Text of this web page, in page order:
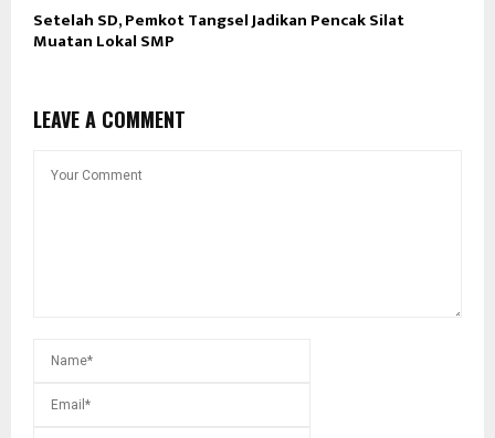
Setelah SD, Pemkot Tangsel Jadikan Pencak Silat
Muatan Lokal SMP
LEAVE A COMMENT